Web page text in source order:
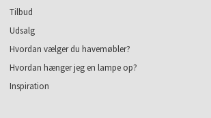
Tilbud
Udsalg
Hvordan vælger du havemøbler?
Hvordan hænger jeg en lampe op?
Inspiration